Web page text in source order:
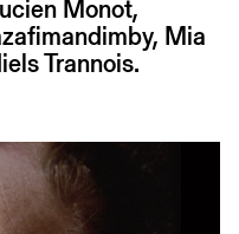
Monot,
Mia
Trannois.